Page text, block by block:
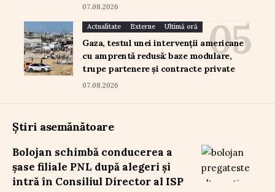
07.08.2026
Actualitate Externe Ultimă oră
Gaza, testul unei intervenții americane
cu amprentă redusă: baze modulare,
trupe partenere și contracte private
07.08.2026
Știri asemănătoare
Bolojan schimbă conducerea a
șase filiale PNL după alegeri și
intră în Consiliul Director al ISP